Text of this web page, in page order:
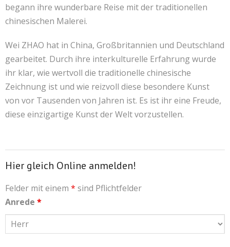
begann ihre wunderbare Reise mit der traditionellen
chinesischen Malerei.
Wei ZHAO hat in China, Großbritannien und Deutschland
gearbeitet. Durch ihre interkulturelle Erfahrung wurde
ihr klar, wie wertvoll die traditionelle chinesische
Zeichnung ist und wie reizvoll diese besondere Kunst
von vor Tausenden von Jahren ist. Es ist ihr eine Freude,
diese einzigartige Kunst der Welt vorzustellen.
Hier gleich Online anmelden!
Felder mit einem * sind Pflichtfelder
Anrede *